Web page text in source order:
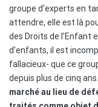
groupe d’experts en
attendre, elle est là
des Droits de l’Enfant
d’enfants, il est
fallacieux- que ce
depuis plus de cinq ans.
marché au lieu de